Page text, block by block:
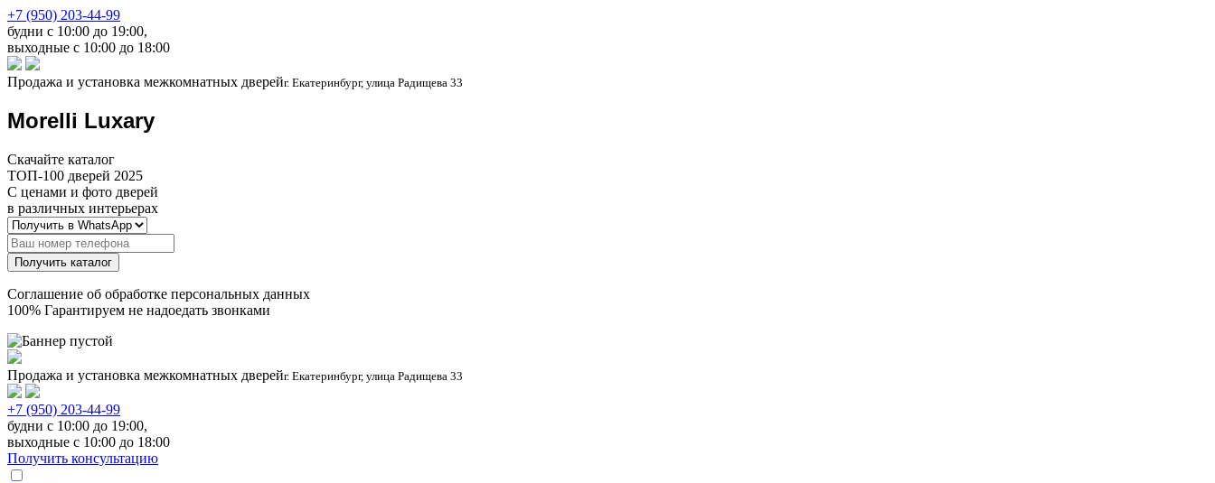
+7 (950) 203-44-99
будни с 10:00 до 19:00,
выходные с 10:00 до 18:00
Продажа и установка межкомнатных дверейг. Екатеринбург, улица Радищева 33
Morelli Luxary
Скачайте каталог
ТОП-100 дверей 2025
С ценами и фото дверей
в различных интерьерах
Соглашение об обработке персональных данных
100% Гарантируем не надоедать звонками
Продажа и установка межкомнатных дверейг. Екатеринбург, улица Радищева 33
+7 (950) 203-44-99
будни с 10:00 до 19:00,
выходные с 10:00 до 18:00
Получить консультацию